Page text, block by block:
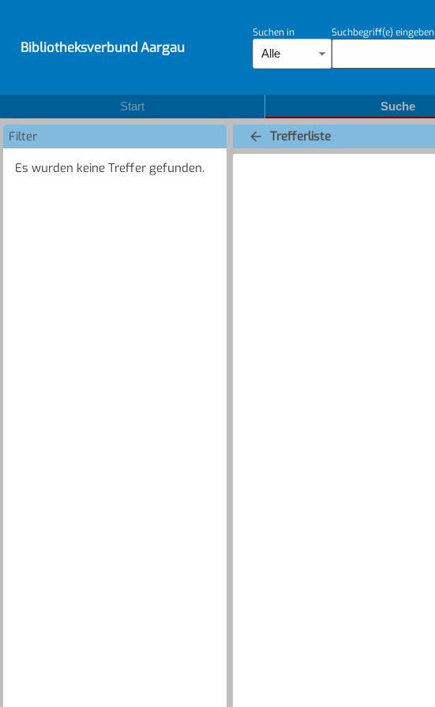
Bibliotheksverbund Aargau
Suchen in
Alle
Suchbegriff(e) eingeben
Start Suche
Filter
Es wurden keine Treffer gefunden.
Trefferliste